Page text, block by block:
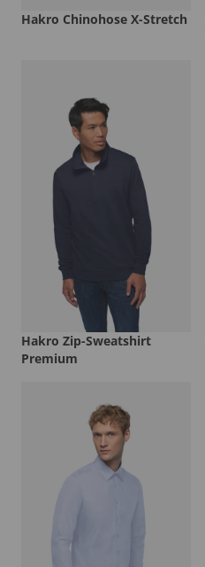
Hakro Chinohose X-Stretch
Hakro Zip-Sweatshirt
Premium